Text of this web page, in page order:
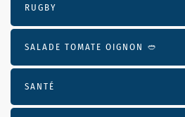
RUGBY
SALADE TOMATE OIGNON 🥙
SANTÉ